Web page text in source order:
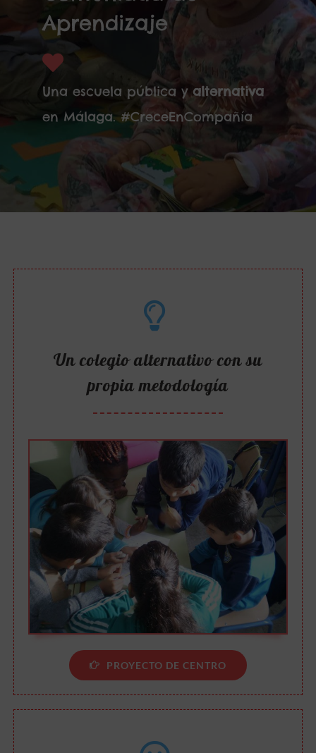
Aprendizaje
Una escuela pública y alternativa
en Málaga. #CreceEnCompañía
Un colegio alternativo con su
propia metodología
PROYECTO DE CENTRO